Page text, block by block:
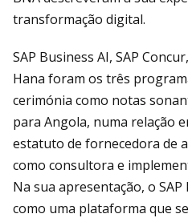
transformação digital.
SAP Business AI, SAP
Hana foram os três
cerimónia como notas
para Angola, numa relação
estatuto de fornecedora de
como consultora e
Na sua apresentação, o
como uma plataforma que